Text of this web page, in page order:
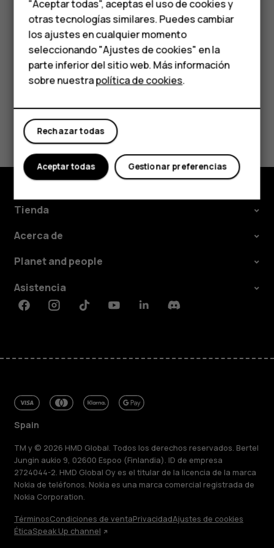
HMD Terra M
Para empresas
Tabletas
Tienda
Mi cuenta
Tarjeta SIM preferida para, toque la configuración que
quiera cambiar y seleccione la tarjeta SIM.
¿Te ha parecido útil?
Sí No
Tienda
Acerca de
Planet and people
Asistencia
FacebookInstagramTiktokYoutubeLinkedinDiscord
Spain
TM y © 2026 HMD Global. Todos los derechos reservados. Bertel
Jungin aukio 9, 02600 Espoo (Finlandia). ID de empresa
2724044-2. HMD Global Oy es el titular de la licencia de la marca
Nokia de teléfonos. Nokia es una marca comercial registrada de
Nokia Corporation.
TérminosCondiciones de ventaPrivacidadAjustes de cookies
ÉticaSpeak Up channel
"Aceptar todas", aceptas el uso de cookies y
otras tecnologías similares. Puedes cambiar
los ajustes en cualquier momento
seleccionando "Ajustes de cookies" en la
parte inferior del sitio web. Más información
sobre nuestrapolítica de cookies.
Rechazar todas
Gestionar preferencias
Aceptar todas